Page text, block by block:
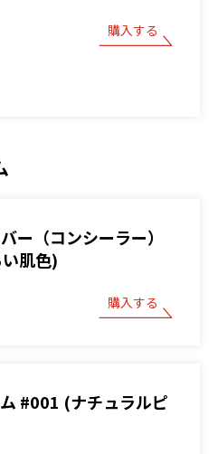
購入する
ー（コンシーラー）
肌色)
購入する
#001 (ナチュラルピ